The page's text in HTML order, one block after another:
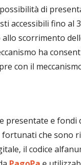
di
accessibili fino al
allo scorrimento
ha
con il
presentate e
fortunati che
il codice